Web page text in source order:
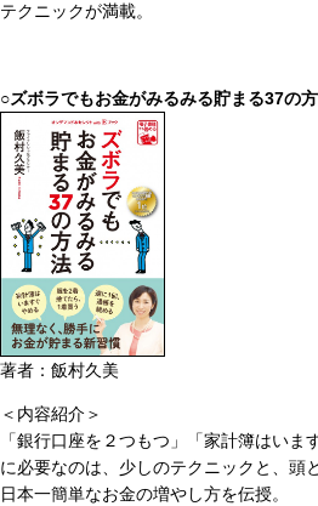
テクニックが満載。
○ズボラでもお金がみるみる貯まる37の
著者：飯村久美
＜内容紹介＞
「銀行口座を２つもつ」「家計簿はい
に必要なのは、少しのテクニックと、頭
日本一簡単なお金の増やし方を伝授。